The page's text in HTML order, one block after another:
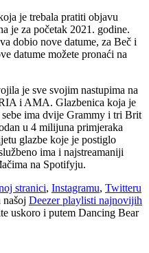
je trebala pratiti objavu
je za početak 2021. godine.
dobio nove datume, za Beč i
datume možete pronaći na
je sve svojim nastupima na
i AMA. Glazbenica koja je
ima dvije Grammy i tri Brit
u 4 milijuna primjeraka
glazbe koje je postiglo
ima i najstreamaniji
na Spotifyju.
stranici, Instagramu, Twitteru
našoj Deezer playlisti najnovijih
uskoro i putem Dancing Bear